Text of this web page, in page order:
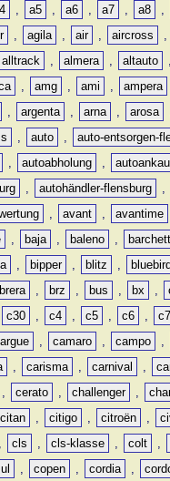
, a5 , a6 , a7 , a8 ,
, agila , air , aircross ,
alltrack , almera , altauto ,
, amg , ami , ampera
, argenta , arna , arosa
, auto , auto-entsorgen-
, autoabholung ,
, autohändler-flensburg ,
, avant , avantime
, baja , baleno ,
, bipper , blitz , bluebird
brera , brz , bus , bx ,
c30 , c4 , c5 , c6 ,
, camaro , campo ,
, carisma , carnival ,
, cerato , challenger ,
citan , citigo , citroën ,
, cls , cls-klasse , colt ,
, copen , cordia ,